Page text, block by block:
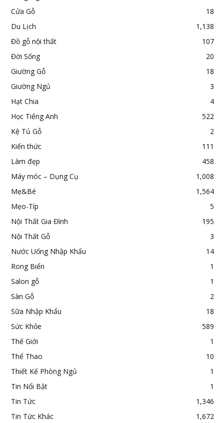
Cửa Gỗ
18
Du Lịch
1,138
Đồ gỗ nội thất
107
Đời Sống
20
Giường Gỗ
18
Giường Ngủ
3
Hạt Chia
4
Học Tiếng Anh
522
Kệ Tủ Gỗ
2
Kiến thức
111
Làm đẹp
458
Máy móc – Dụng Cụ
1,008
Mẹ&Bé
1,564
Mẹo-Típ
5
Nội Thất Gia Đình
195
Nội Thất Gỗ
3
Nước Uống Nhập Khẩu
14
Rong Biển
1
Salon gỗ
1
Sàn Gỗ
2
Sữa Nhập Khẩu
18
Sức Khỏe
589
Thế Giới
1
Thể Thao
10
Thiết Kế Phòng Ngủ
1
Tin Nổi Bật
1
Tin Tức
1,346
Tin Tức Khác
1,672